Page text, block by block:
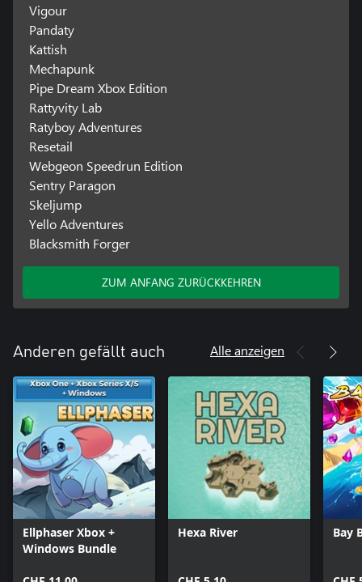
Vigour
Pandaty
Kattish
Mechapunk
Pipe Dream Xbox Edition
Rattyvity Lab
Ratyboy Adventures
Resetail
Webgeon Speedrun Edition
Sentry Paragon
Skeljump
Yello Adventures
Blacksmith Forger
ZUM ANFANG ZURÜCKKEHREN
Anderen gefällt auch Alle anzeigen
Ellphaser Xbox +
Windows Bundle
Hexa River Bay